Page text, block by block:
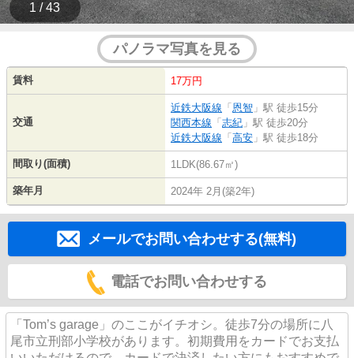
1 / 43
パノラマ写真を見る
賃料 17万円
交通
近鉄大阪線 「 恩智 」駅 徒歩15分
関西本線 「 志紀 」駅 徒歩20分
近鉄大阪線 「 高安 」駅 徒歩18分
間取り(面積) 1LDK(86.67㎡)
築年月 2024年 2月(築2年)
メールでお問い合わせする(無料)
電話でお問い合わせする
「Tom’s garage」のここがイチオシ。徒歩7分の場所に八
尾市立刑部小学校があります。初期費用をカードでお支払